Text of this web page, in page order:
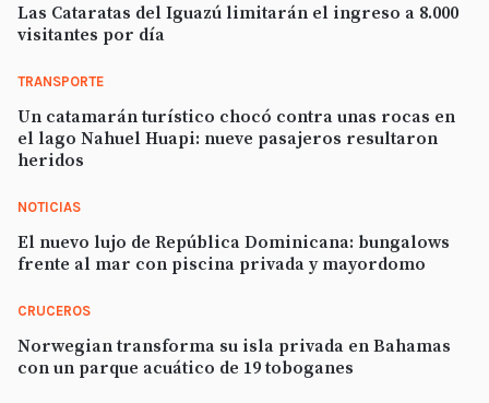
Las Cataratas del Iguazú limitarán el ingreso a 8.000
visitantes por día
TRANSPORTE
Un catamarán turístico chocó contra unas rocas en
el lago Nahuel Huapi: nueve pasajeros resultaron
heridos
NOTICIAS
El nuevo lujo de República Dominicana: bungalows
frente al mar con piscina privada y mayordomo
CRUCEROS
Norwegian transforma su isla privada en Bahamas
con un parque acuático de 19 toboganes